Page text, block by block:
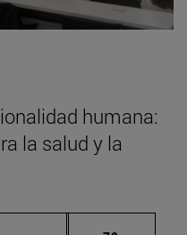
humana:
la salud y la